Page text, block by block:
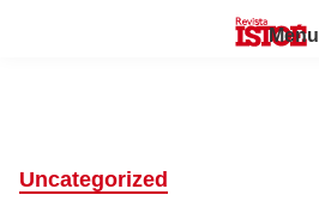
Menu
Uncategorized